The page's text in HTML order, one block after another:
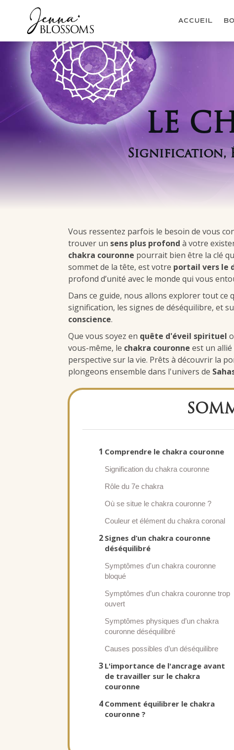
ACCUEIL
LE
Signification,
Vous ressentez parfois le besoin de vous
trouver un sens plus profond à votre
chakra couronne pourrait bien être la clé
sommet de la tête, est votre portail vers le
profond d’unité avec le monde qui vous
Dans ce guide, nous allons explorer tout ce
signification, les signes de déséquilibre, et
conscience.
Que vous soyez en quête d'éveil spirituel
vous-même, le chakra couronne est un
perspective sur la vie. Prêts à découvrir la
plongeons ensemble dans l'univers de
1 Comprendre le chakra couronne
Signification du chakra couronne
Rôle du 7e chakra
Où se situe le chakra couronne ?
Couleur et élément du chakra coronal
2 Signes d’un chakra couronne
déséquilibré
Symptômes d'un chakra couronne
bloqué
Symptômes d’un chakra couronne trop
ouvert
Symptômes physiques d’un chakra
couronne déséquilibré
Causes possibles d’un déséquilibre
3 L'importance de l'ancrage avant
de travailler sur le chakra
couronne
4 Comment équilibrer le chakra
couronne ?